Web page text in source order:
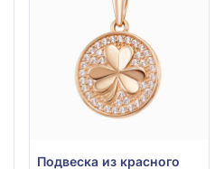
Подвеска из красного